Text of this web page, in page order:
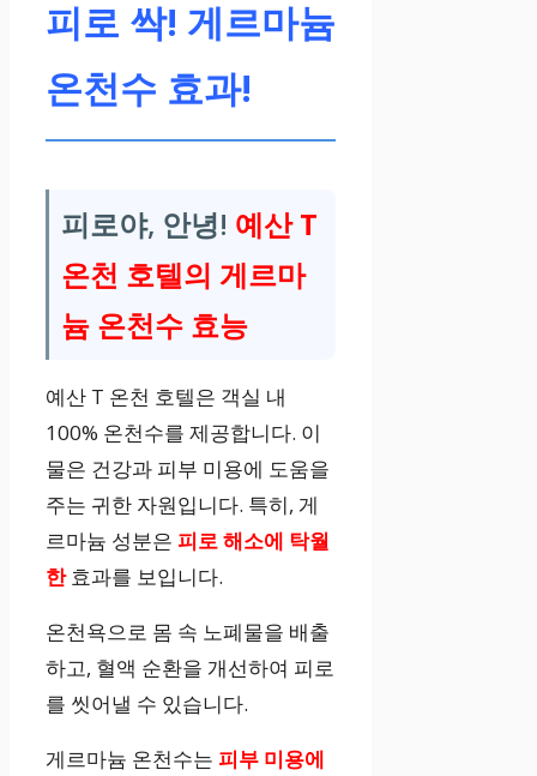
피로 싹! 게르마늄
온천수 효과!
피로야, 안녕! 예산 T
온천 호텔의 게르마
늄 온천수 효능
예산 T 온천 호텔은 객실 내
100% 온천수를 제공합니다. 이
물은 건강과 피부 미용에 도움을
주는 귀한 자원입니다. 특히, 게
르마늄 성분은 피로 해소에 탁월
한효과를 보입니다.
온천욕으로 몸 속 노폐물을 배출
하고, 혈액 순환을 개선하여 피로
를 씻어낼 수 있습니다.
게르마늄 온천수는 피부 미용에